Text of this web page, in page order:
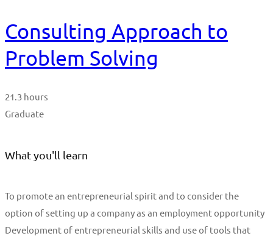
Consulting Approach to
Problem Solving
21.3 hours
Graduate
What you'll learn
To promote an entrepreneurial spirit and to consider the
option of setting up a company as an employment opportunity
Development of entrepreneurial skills and use of tools that